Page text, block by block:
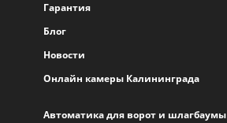
Гарантия
Блог
Новости
Онлайн камеры Калининграда
Автоматика для ворот и шлагбаумы